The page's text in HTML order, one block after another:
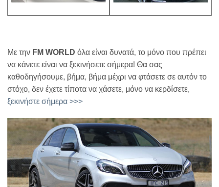
Με την FM WORLD όλα είναι δυνατά, το μόνο που πρέπει
να κάνετε είναι να ξεκινήσετε σήμερα! Θα σας
καθοδηγήσουμε, βήμα, βήμα μέχρι να φτάσετε σε αυτόν το
στόχο, δεν έχετε τίποτα να χάσετε, μόνο να κερδίσετε,
ξεκινήστε σήμερα >>>